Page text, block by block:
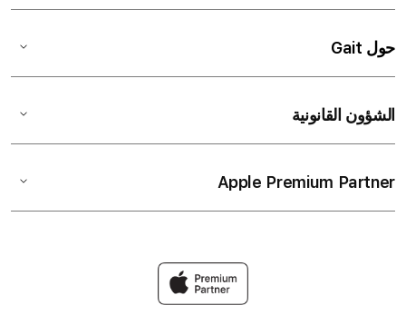
حول Gait
الشؤون القانونية
Apple Premium Partner